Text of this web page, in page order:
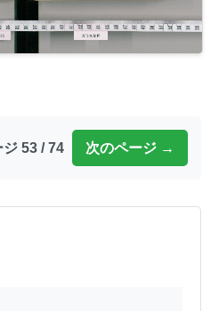
ジ 53 / 74 次のページ →